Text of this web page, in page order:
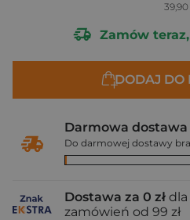
39,90
Zamów
DODAJ DO
Darmowa dostawa
Do darmowej dostawy
Dostawa za 0 zł dla
zamówień od 99 zł